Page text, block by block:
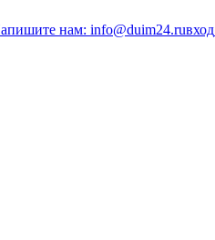
нам: info@duim24.ruвход